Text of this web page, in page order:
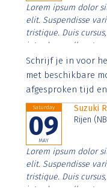
Lorem ipsum dolor
elit. Suspendisse
tristique. Duis
interdum nulla, ut
Aenean faucibus
imperdiet. Nunc ut
Schrijf je in voor
met beschikbare
afgesproken tijd
Saturday
09
MAY
Suzuki
Rijen
Lorem ipsum dolor
elit. Suspendisse
tristique. Duis
interdum nulla, ut